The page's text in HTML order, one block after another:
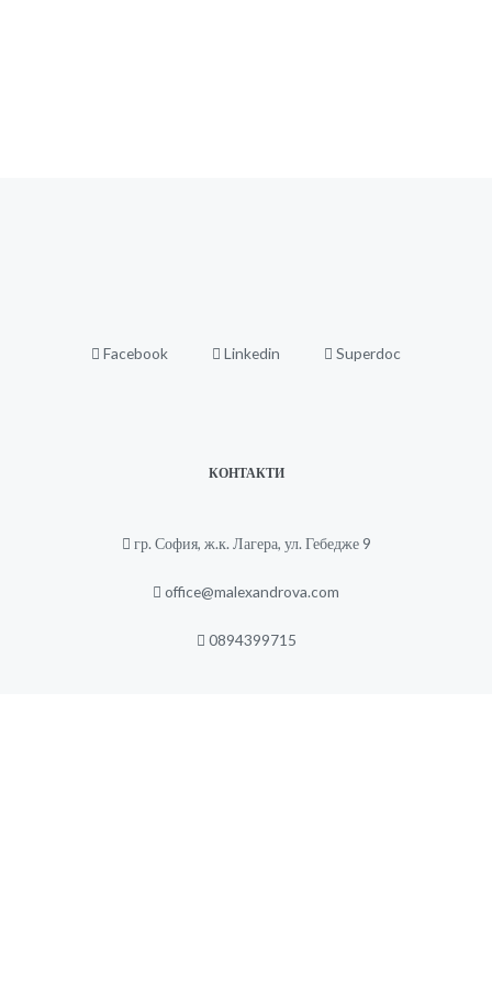
Facebook Linkedin Superdoc
КОНТАКТИ
гр. София, ж.к. Лагера, ул. Гебедже 9
office@malexandrova.com
0894399715